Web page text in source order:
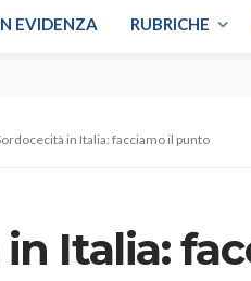
EVIDENZA RUBRICHE
in Italia: facciamo il punto
Italia: